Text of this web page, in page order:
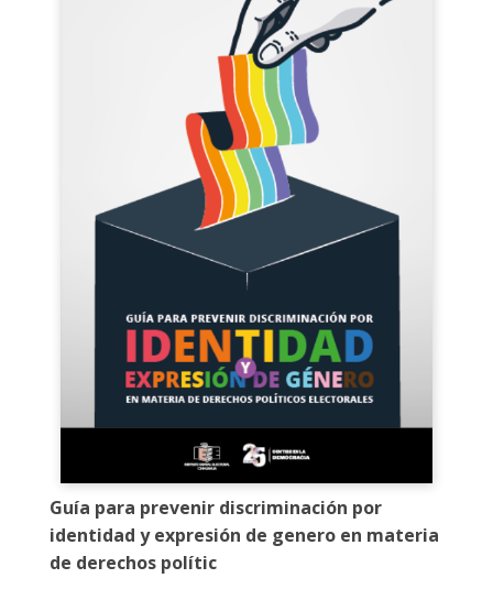
Guía para prevenir discriminación por
identidad y expresión de genero en materia
de derechos polític